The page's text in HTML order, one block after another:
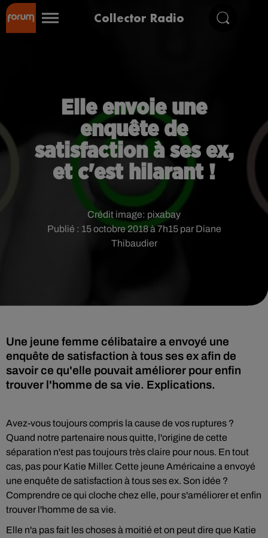
Collector Radio
Elle envoie une
enquête de
satisfaction à ses ex,
et c'est hilarant !
Publié : 15 octobre 2018 à 7h15 par Diane
Thibaudier
Crédit image: pixabay
Une jeune femme célibataire a envoyé une
enquête de satisfaction à tous ses ex afin de
savoir ce qu'elle pouvait améliorer pour enfin
trouver l'homme de sa vie. Explications.
Avez-vous toujours compris la cause de vos ruptures ?
Quand notre partenaire nous quitte, l'origine de cette
séparation n'est pas toujours très claire pour nous. En tout
cas, pas pour Katie Miller. Cette jeune Américaine a envoyé
une enquête de satisfaction à tous ses ex. Son idée ?
Comprendre ce qui cloche chez elle, pour s'améliorer et enfin
trouver l'homme de sa vie.
Elle n'a pas fait les choses à moitié et on peut dire que Katie